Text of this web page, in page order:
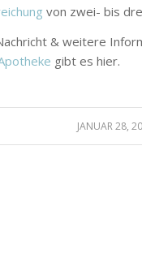
von zwei- bis
& weitere
gibt es hier.
JANUAR 28,
/